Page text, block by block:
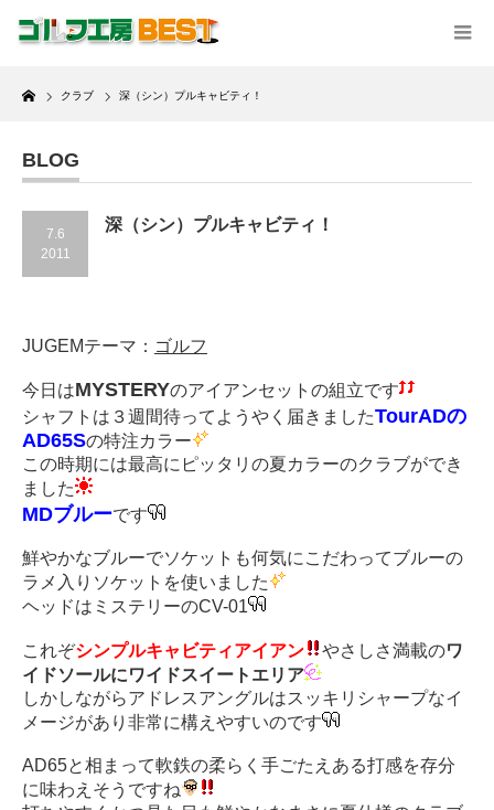
Home
クラブ 深（シン）プルキャビティ！
BLOG
7.6
2011
深（シン）プルキャビティ！
JUGEMテーマ： ゴルフ
今日はMYSTERYのアイアンセットの組立です
シャフトは３週間待ってようやく届きましたTourADの
AD65Sの特注カラー
この時期には最高にピッタリの夏カラーのクラブができ
ました
MDブルーです
鮮やかなブルーでソケットも何気にこだわってブルーの
ラメ入りソケットを使いました
ヘッドはミステリーのCV-01
これぞシンプルキャビティアイアン やさしさ満載のワ
イドソールにワイドスイートエリア
しかしながらアドレスアングルはスッキリシャープなイ
メージがあり非常に構えやすいのです
AD65と相まって軟鉄の柔らく手ごたえある打感を存分
に味わえそうですね